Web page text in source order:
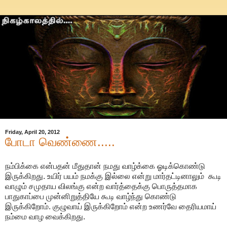
Friday, April 20, 2012
போடா வெண்ணை.....
நம்பிக்கை என்பதன் மீதுதான் நமது வாழ்க்கை ஓடிக்கொண்டு
இருக்கிறது. உயிர் பயம் நமக்கு இல்லை என்று மார்தட்டினாலும் கூடி
வாழும் சமுதாய விலங்கு என்ற வார்த்தைக்கு பொருத்தமாக
பாதுகாப்பை முன்னிறுத்தியே கூடி வாழ்ந்து கொண்டு
இருக்கிறோம். குழுவாய் இருக்கிறோம் என்ற உணர்வே தைரியமாய்
நம்மை வாழ வைக்கிறது.